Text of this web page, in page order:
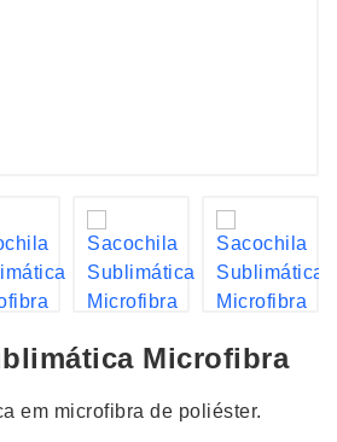
Microfibra
em microfibra de poliéster.